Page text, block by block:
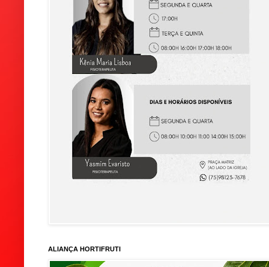
ALIANÇA HORTIFRUTI